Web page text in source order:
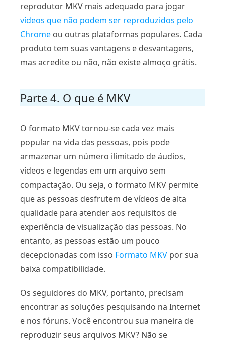
reprodutor MKV mais adequado para jogar
vídeos que não podem ser reproduzidos pelo
Chrome ou outras plataformas populares. Cada
produto tem suas vantagens e desvantagens,
mas acredite ou não, não existe almoço grátis.
Parte 4. O que é MKV
O formato MKV tornou-se cada vez mais
popular na vida das pessoas, pois pode
armazenar um número ilimitado de áudios,
vídeos e legendas em um arquivo sem
compactação. Ou seja, o formato MKV permite
que as pessoas desfrutem de vídeos de alta
qualidade para atender aos requisitos de
experiência de visualização das pessoas. No
entanto, as pessoas estão um pouco
decepcionadas com isso Formato MKV por sua
baixa compatibilidade.
Os seguidores do MKV, portanto, precisam
encontrar as soluções pesquisando na Internet
e nos fóruns. Você encontrou sua maneira de
reproduzir seus arquivos MKV? Não se